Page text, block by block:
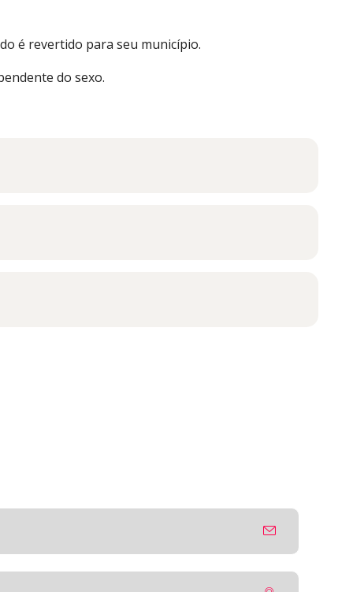
é revertido para seu município.
do sexo.